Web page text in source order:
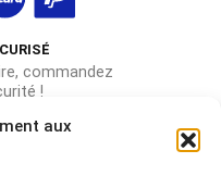
aux
commandez
!